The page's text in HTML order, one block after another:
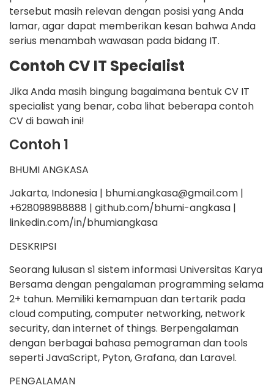
tersebut masih relevan dengan posisi yang Anda
lamar, agar dapat memberikan kesan bahwa Anda
serius menambah wawasan pada bidang IT.
Contoh CV IT Specialist
Jika Anda masih bingung bagaimana bentuk CV IT
specialist yang benar, coba lihat beberapa contoh
CV di bawah ini!
Contoh 1
BHUMI ANGKASA
Jakarta, Indonesia | bhumi.angkasa@gmail.com |
+628098988888 | github.com/bhumi-angkasa |
linkedin.com/in/bhumiangkasa
DESKRIPSI
Seorang lulusan s1 sistem informasi Universitas Karya
Bersama dengan pengalaman programming selama
2+ tahun. Memiliki kemampuan dan tertarik pada
cloud computing, computer networking, network
security, dan internet of things. Berpengalaman
dengan berbagai bahasa pemograman dan tools
seperti JavaScript, Pyton, Grafana, dan Laravel.
PENGALAMAN